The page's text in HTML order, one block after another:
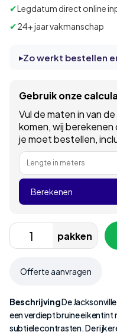
✔Legdatum direct online
✔24+ jaar vakmanschap
Zo werkt bestellen
Gebruik onze
Vul de maten in van
komen, wij
je moet bestellen,
Lengte in meters
Berekenen
pakken
Offerte aanvragen
BeschrijvingDe
een verdiept bruine
subtiele contrasten. De